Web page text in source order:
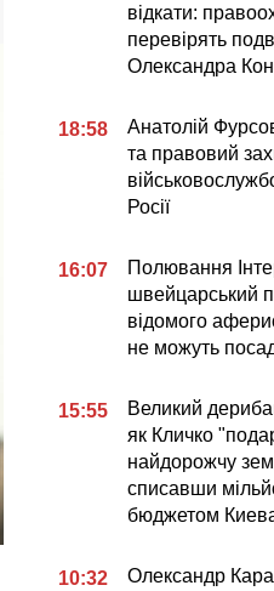
відкати:
перевірять
Олександра
18:58
Анатолій
та правовий
Росії
16:07
Полювання
швейцарський
відомого
не можуть
15:55
Великий
як Кличко
найдорожчу
списавши
бюджетом
10:32
Олександр